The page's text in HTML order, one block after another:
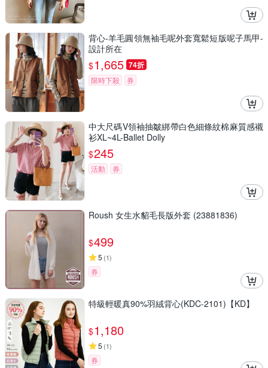
背心-羊毛圓領無袖毛呢外套寬鬆短版呢子馬甲-
設計所在
$1,665 74折
限時下殺 券
中大尺碼V領袖抽皺綁帶白色細條紋棉麻質感襯
衫XL~4L-Ballet Dolly
$245
活動 券
Roush 女生水貂毛長版外套 (23881836)
$499
5 (1)
券
特級輕暖真90%羽絨背心(KDC-2101)【KD】
$1,180
5 (1)
券